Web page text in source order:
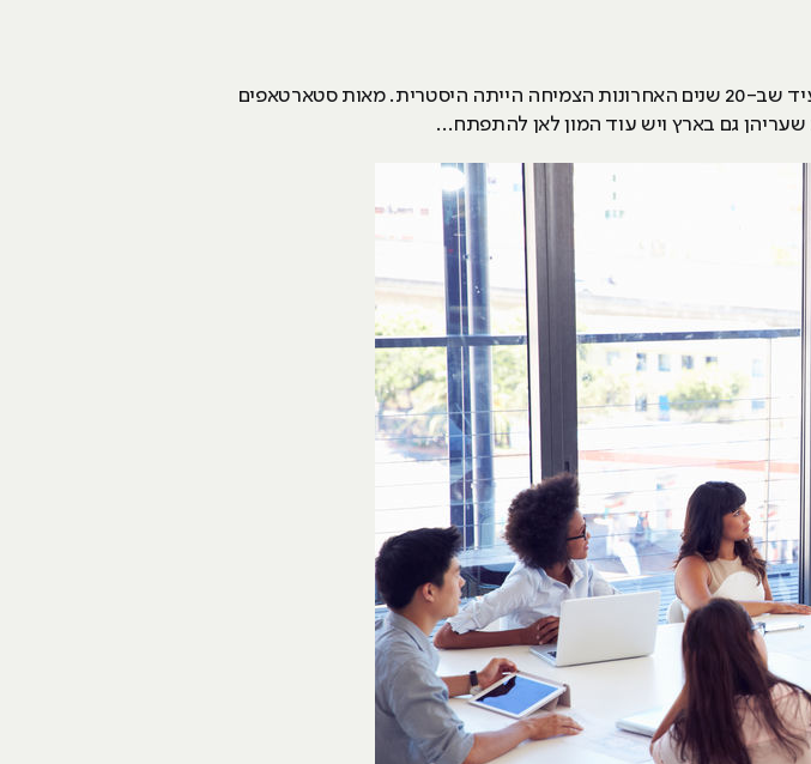
התחום הטכנולוגי תמיד היה בצמיחה. כל מי שנולד בשנות ה-90 יכול להעיד שב-20 שנים האחרונות הצמיחה הייתה היסטרית. מאות סטארטאפים
גם בארץ ויש עוד המון לאן להתפתח...